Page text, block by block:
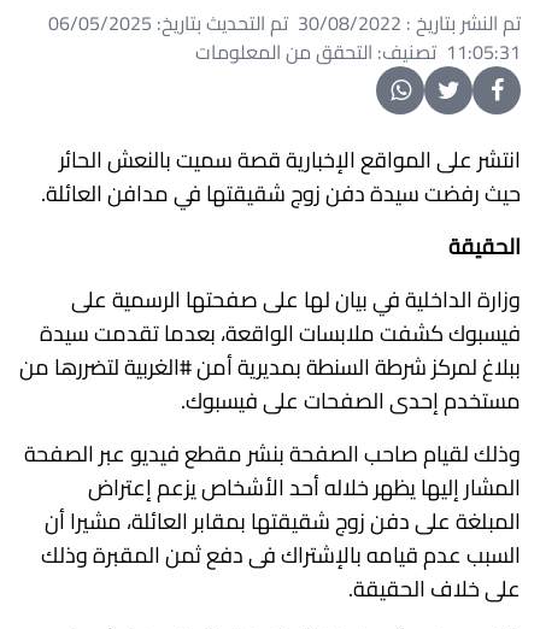
تم النشر بتاريخ : 30/08/2022 تم التحديث بتاريخ: 06/05/2025
11:05:31 تصنيف: التحقق من المعلومات
انتشر على المواقع الإخبارية قصة سميت بالنعش الحائر
حيث رفضت سيدة دفن زوج شقيقتها في مدافن العائلة.
الحقيقة
وزارة الداخلية في بيان لها على صفحتها الرسمية على
فيسبوك كشفت ملابسات الواقعة، بعدما تقدمت سيدة
ببلاغ لمركز شرطة السنطة بمديرية أمن #الغربية لتضررها من
مستخدم إحدى الصفحات على فيسبوك.
وذلك لقيام صاحب الصفحة بنشر مقطع فيديو عبر الصفحة
المشار إليها يظهر خلاله أحد الأشخاص يزعم إعتراض
المبلغة على دفن زوج شقيقتها بمقابر العائلة، مشيرا أن
السبب عدم قيامه بالإشتراك فى دفع ثمن المقبرة وذلك
على خلاف الحقيقة.